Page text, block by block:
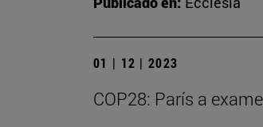
01 | 12 | 2023
COP28: París a